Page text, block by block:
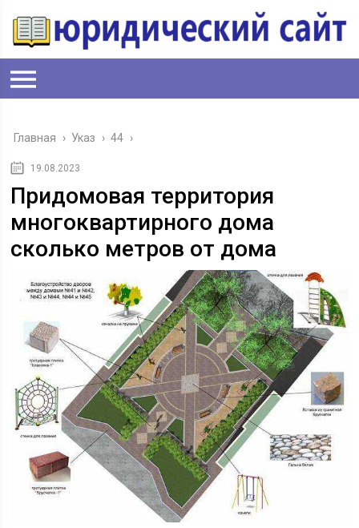
Главная › Указ › 44 ›
19.08.2023
Придомовая территория
многоквартирного дома
сколько метров от дома